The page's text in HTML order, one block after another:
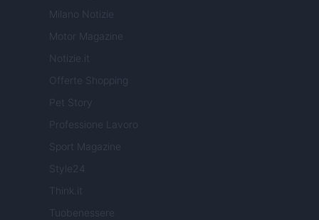
Milano Notizie
Motor Magazine
Notizie.it
Offerte Shopping
Pet Story
Professione Lavoro
Sport Magazine
Style24
Think.it
Tuobenessere